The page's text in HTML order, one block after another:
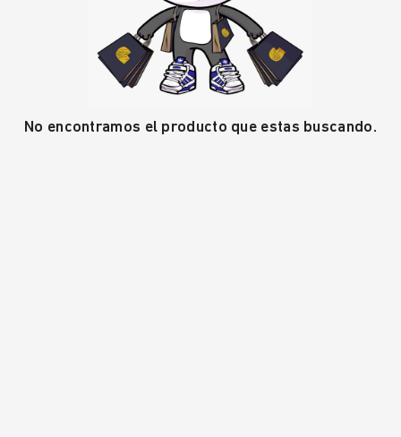
No encontramos el producto que estas buscando.